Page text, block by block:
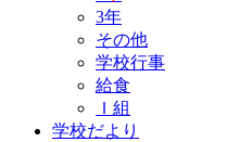
3年
その他
学校行事
給食
Ｉ組
学校だより